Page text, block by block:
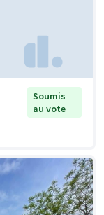
Soumis
au vote